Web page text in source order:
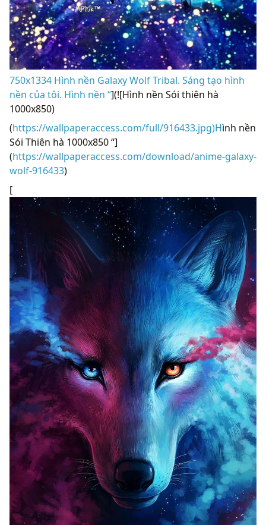
750x1334 Hình nền Galaxy Wolf Tribal. Sáng tạo hình
nền của tôi. Hình nền “](![Hình nền Sói thiên hà
1000x850)
(https://wallpaperaccess.com/full/916433.jpg)Hình nền
Sói Thiên hà 1000x850 “]
(https://wallpaperaccess.com/download/anime-galaxy-
wolf-916433)
[